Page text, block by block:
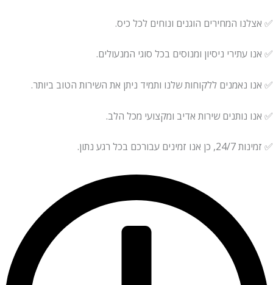
✅ אצלנו המחירים הוגנים ונוחים לכל כיס.
✅ אנו עתירי ניסיון ומנוסים בכל סוגי המנעולים.
✅ אנו נאמנים ללקוחות שלנו ותמיד ניתן את השירות הטוב ביותר.
✅ אנו נותנים שירות אדיב ומקצועי מכל הלב.
✅ זמינות 24/7, כן אנו זמינים עבורכם בכל רגע נתון.